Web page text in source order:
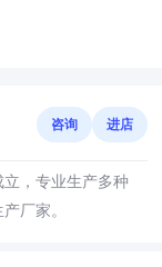
咨询 进店
，专业生产多种
厂家。